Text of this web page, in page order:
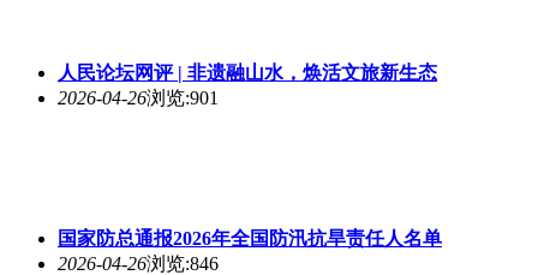
人民论坛网评 | 非遗融山水，焕活文旅新生态
2026-04-26浏览:901
国家防总通报2026年全国防汛抗旱责任人名单
2026-04-26浏览:846